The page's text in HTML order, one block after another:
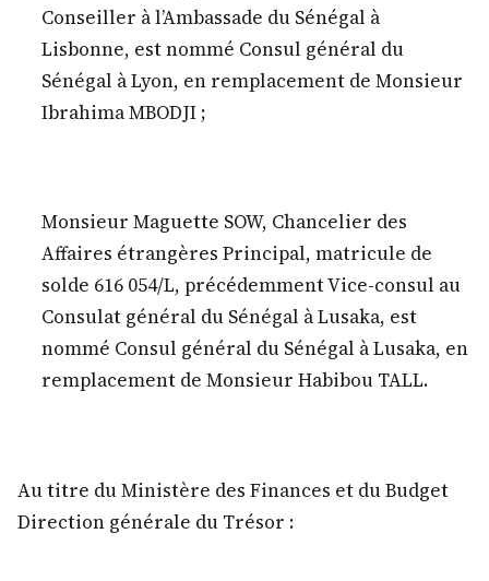
Conseiller à l’Ambassade du Sénégal à
Lisbonne, est nommé Consul général du
Sénégal à Lyon, en remplacement de Monsieur
Ibrahima MBODJI ;
Monsieur Maguette SOW, Chancelier des
Affaires étrangères Principal, matricule de
solde 616 054/L, précédemment Vice-consul au
Consulat général du Sénégal à Lusaka, est
nommé Consul général du Sénégal à Lusaka, en
remplacement de Monsieur Habibou TALL.
Au titre du Ministère des Finances et du Budget
Direction générale du Trésor :